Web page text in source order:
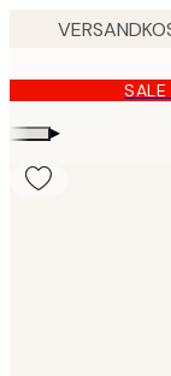
content.
▸